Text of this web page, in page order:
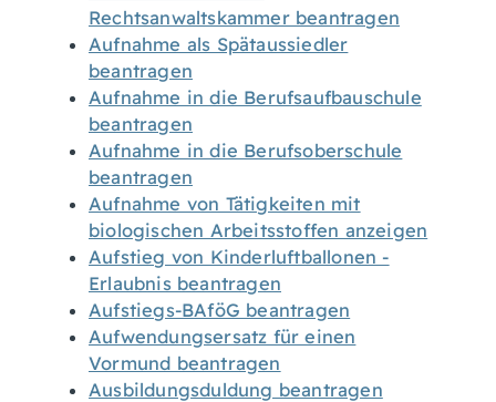
Rechtsanwaltskammer beantragen
Aufnahme als Spätaussiedler
beantragen
Aufnahme in die Berufsaufbauschule
beantragen
Aufnahme in die Berufsoberschule
beantragen
Aufnahme von Tätigkeiten mit
biologischen Arbeitsstoffen anzeigen
Aufstieg von Kinderluftballonen -
Erlaubnis beantragen
Aufstiegs-BAföG beantragen
Aufwendungsersatz für einen
Vormund beantragen
Ausbildungsduldung beantragen